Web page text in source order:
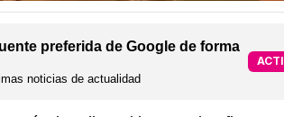
preferida de Google de forma
noticias de actualidad